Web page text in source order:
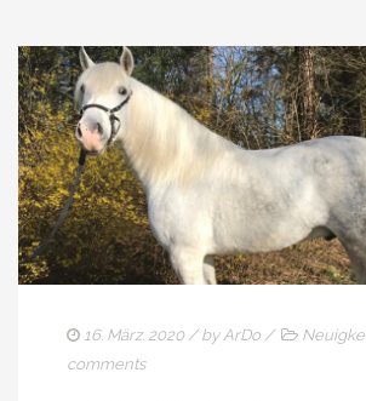
16. März. 2020 / byArDo /
comments